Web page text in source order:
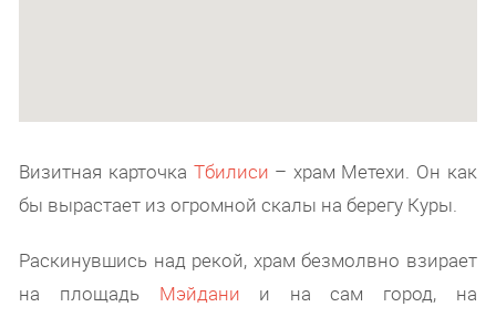
Визитная карточка Тбилиси – храм Метехи. Он как
бы вырастает из огромной скалы на берегу Куры.
Раскинувшись над рекой, храм безмолвно взирает
на площадь Мэйдани и на сам город, на